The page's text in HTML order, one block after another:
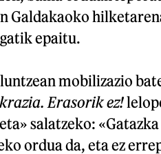
Galdakaoko
epaitu.
mobilizazio
Erasorik ez!
salatzeko:
ordua da, eta ez